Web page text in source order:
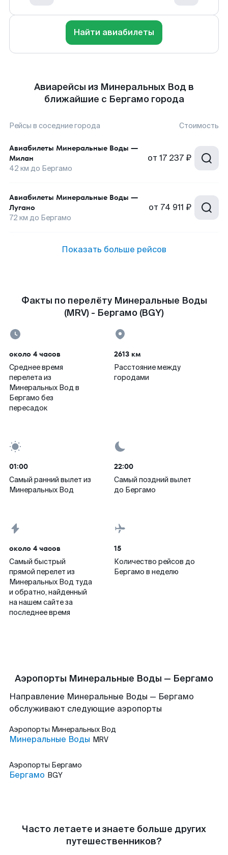
Найти авиабилеты
Авиарейсы из Минеральных Вод в
ближайшие с Бергамо города
Рейсы в соседние города Стоимость
Авиабилеты Минеральные Воды —
Милан
42 км до Бергамо
от 17 237 ₽
Авиабилеты Минеральные Воды —
Лугано
72 км до Бергамо
от 74 911 ₽
Показать больше рейсов
Факты по перелёту Минеральные Воды
(MRV) - Бергамо (BGY)
около 4 часов
Среднее время
перелета из
Минеральных Вод в
Бергамо без
пересадок
2613 км
Расстояние между
городами
01:00
Самый ранний вылет из
Минеральных Вод
22:00
Самый поздний вылет
до Бергамо
около 4 часов
Самый быстрый
прямой перелет из
Минеральных Вод туда
и обратно, найденный
на нашем сайте за
последнее время
15
Количество рейсов до
Бергамо в неделю
Аэропорты Минеральные Воды — Бергамо
Направление Минеральные Воды — Бергамо
обслуживают следующие аэропорты
Аэропорты Минеральных Вод
Минеральные Воды MRV
Аэропорты Бергамо
Бергамо BGY
Часто летаете и знаете больше других
путешественников?